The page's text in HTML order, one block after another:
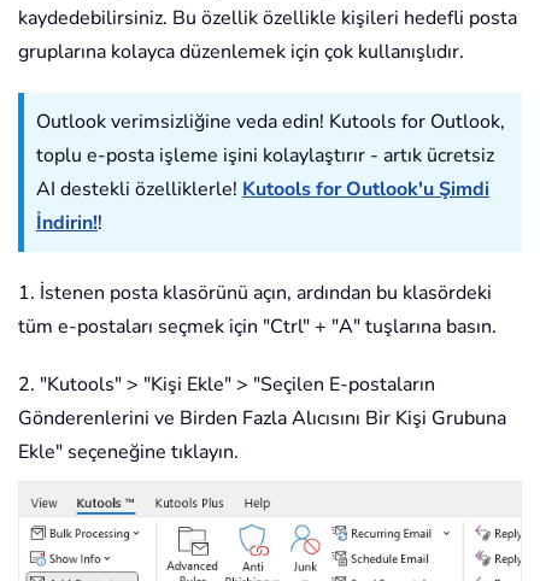
kaydedebilirsiniz. Bu özellik özellikle kişileri hedefli posta
gruplarına kolayca düzenlemek için çok kullanışlıdır.
Outlook verimsizliğine veda edin! Kutools for Outlook,
toplu e-posta işleme işini kolaylaştırır - artık ücretsiz
AI destekli özelliklerle! Kutools for Outlook'u Şimdi
İndirin!!
1. İstenen posta klasörünü açın, ardından bu klasördeki
tüm e-postaları seçmek için "Ctrl" + "A" tuşlarına basın.
2. "Kutools" > "Kişi Ekle" > "Seçilen E-postaların
Gönderenlerini ve Birden Fazla Alıcısını Bir Kişi Grubuna
Ekle" seçeneğine tıklayın.